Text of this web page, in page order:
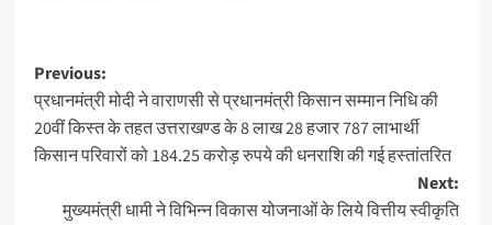
Post
navigation
Previous:
प्रधानमंत्री मोदी ने वाराणसी से प्रधानमंत्री किसान सम्मान निधि की
20वीं किस्त के तहत उत्तराखण्ड के 8 लाख 28 हजार 787 लाभार्थी
किसान परिवारों को 184.25 करोड़ रुपये की धनराशि की गई हस्तांतरित
Next:
मुख्यमंत्री धामी ने विभिन्न विकास योजनाओं के लिये वित्तीय स्वीकृति